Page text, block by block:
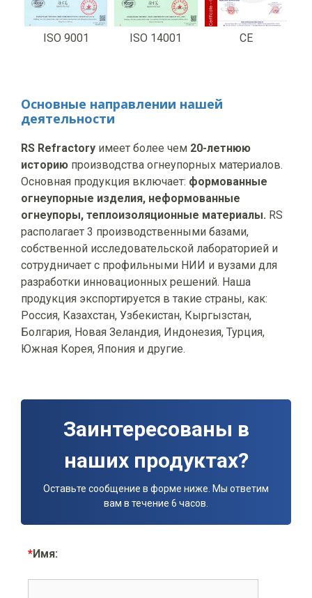
ISO 9001 ISO 14001 CE
Основные направлении нашей
деятельности
RS Refractory имеет более чем 20-летнюю
историю производства огнеупорных материалов.
Основная продукция включает: формованные
огнеупорные изделия, неформованные
огнеупоры, теплоизоляционные материалы. RS
располагает 3 производственными базами,
собственной исследовательской лабораторией и
сотрудничает с профильными НИИ и вузами для
разработки инновационных решений. Наша
продукция экспортируется в такие страны, как:
Россия, Казахстан, Узбекистан, Кыргызстан,
Болгария, Новая Зеландия, Индонезия, Турция,
Южная Корея, Япония и другие.
Заинтересованы в
наших продуктах?
Оставьте сообщение в форме ниже. Мы ответим
вам в течение 6 часов.
*Имя: